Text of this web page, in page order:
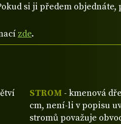
si ji předem
zde.
STROM - kmenová
cm, není-li v popisu
stromů považuje